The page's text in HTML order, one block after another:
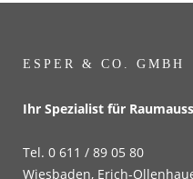
ESPER & CO. GMBH
Ihr Spezialist für
Tel. 0 611 / 89 05 80
Wiesbaden, Erich-